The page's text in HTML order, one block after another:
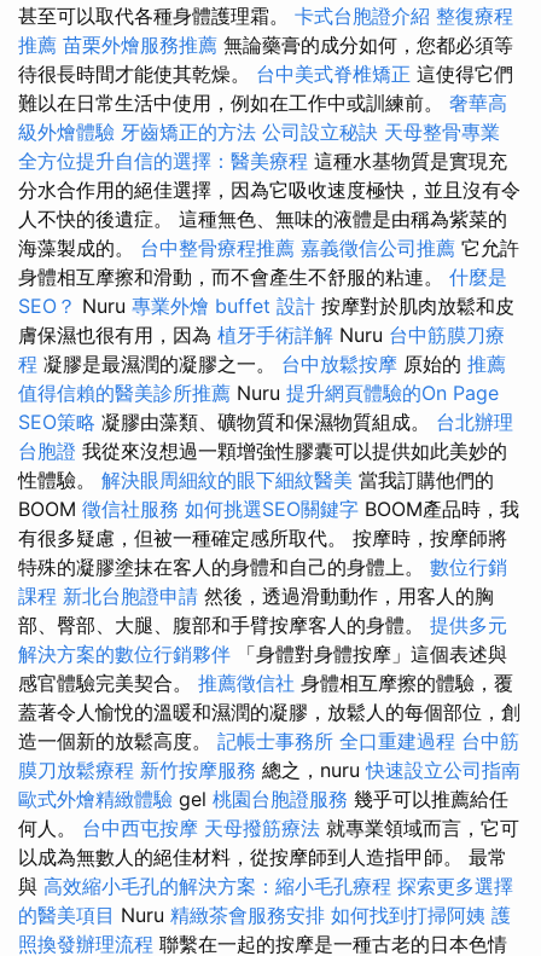
甚至可以取代各種身體護理霜。 卡式台胞證介紹 整復療程
推薦 苗栗外燴服務推薦 無論藥膏的成分如何，您都必須等
待很長時間才能使其乾燥。 台中美式脊椎矯正 這使得它們
難以在日常生活中使用，例如在工作中或訓練前。 奢華高
級外燴體驗 牙齒矯正的方法 公司設立秘訣 天母整骨專業
全方位提升自信的選擇：醫美療程 這種水基物質是實現充
分水合作用的絕佳選擇，因為它吸收速度極快，並且沒有令
人不快的後遺症。 這種無色、無味的液體是由稱為紫菜的
海藻製成的。 台中整骨療程推薦 嘉義徵信公司推薦 它允許
身體相互摩擦和滑動，而不會產生不舒服的粘連。 什麼是
SEO？ Nuru 專業外燴 buffet 設計 按摩對於肌肉放鬆和皮
膚保濕也很有用，因為 植牙手術詳解 Nuru 台中筋膜刀療
程 凝膠是最濕潤的凝膠之一。 台中放鬆按摩 原始的 推薦
值得信賴的醫美診所推薦 Nuru 提升網頁體驗的On Page
SEO策略 凝膠由藻類、礦物質和保濕物質組成。 台北辦理
台胞證 我從來沒想過一顆增強性膠囊可以提供如此美妙的
性體驗。 解決眼周細紋的眼下細紋醫美 當我訂購他們的
BOOM 徵信社服務 如何挑選SEO關鍵字 BOOM產品時，我
有很多疑慮，但被一種確定感所取代。 按摩時，按摩師將
特殊的凝膠塗抹在客人的身體和自己的身體上。 數位行銷
課程 新北台胞證申請 然後，透過滑動動作，用客人的胸
部、臀部、大腿、腹部和手臂按摩客人的身體。 提供多元
解決方案的數位行銷夥伴 「身體對身體按摩」這個表述與
感官體驗完美契合。 推薦徵信社 身體相互摩擦的體驗，覆
蓋著令人愉悅的溫暖和濕潤的凝膠，放鬆人的每個部位，創
造一個新的放鬆高度。 記帳士事務所 全口重建過程 台中筋
膜刀放鬆療程 新竹按摩服務 總之，nuru快速設立公司指南
歐式外燴精緻體驗 gel 桃園台胞證服務 幾乎可以推薦給任
何人。 台中西屯按摩 天母撥筋療法 就專業領域而言，它可
以成為無數人的絕佳材料，從按摩師到人造指甲師。 最常
與 高效縮小毛孔的解決方案：縮小毛孔療程 探索更多選擇
的醫美項目 Nuru 精緻茶會服務安排 如何找到打掃阿姨 護
照換發辦理流程 聯繫在一起的按摩是一種古老的日本色情